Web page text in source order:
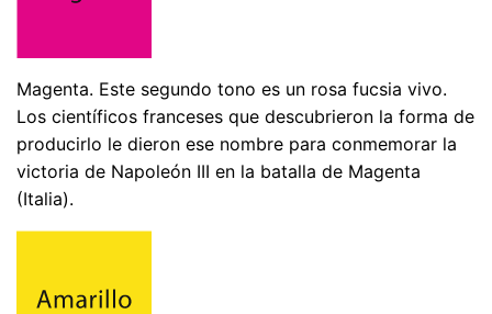
Magenta. Este segundo tono es un rosa fucsia vivo.
Los científicos franceses que descubrieron la forma de
producirlo le dieron ese nombre para conmemorar la
victoria de Napoleón III en la batalla de Magenta
(Italia).